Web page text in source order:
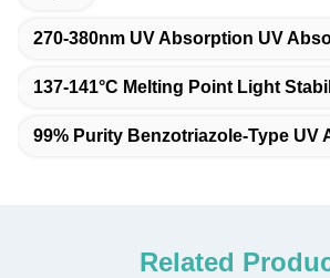
270-380nm UV Absorption UV
137-141°C Melting Point Light
99% Purity Benzotriazole-Type UV
Related